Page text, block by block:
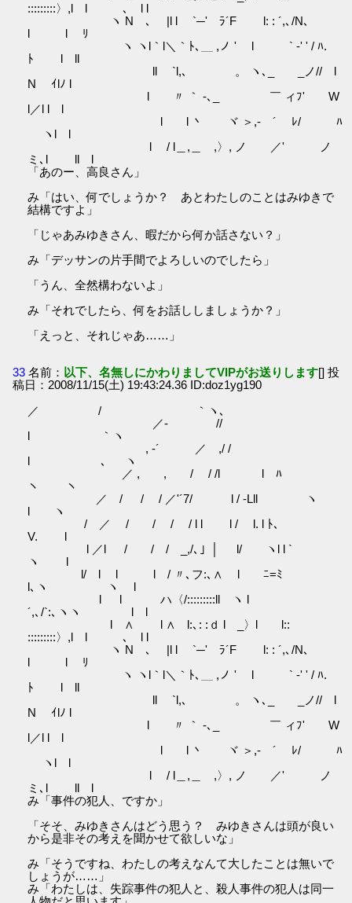
:::::::::〉,l l ､ l l
ヽ Nゝ､ |l l `─' ﾗ´F l: : ´,､/N､
l l ﾘ
ヽ ヽl｀l＼｀ﾄ､＿ ,ノ ' l ` ‐' ' / ﾊ.
ﾄ l ll
ll `l,､ 。 ヽ､_ _ノ// l
N ｲlﾉ l
l 〃 ｀ ‐､_ ￣ ィﾌ' W
l／l l l
l l 丶 ヾ ＞,‐ ´ ﾚ/ ﾊ
ヽl l
l / l＿,＿ ,〉, ノ ／' ノ
ミ､l ll l
「あのー、高良さん」
み「はい、何でしょうか？ あとわたしのことはみゆきで
結構ですよ」
「じゃあみゆきさん、暇だから何か話さない？」
み「デッサンの片手間でよろしいのでしたら」
「うん、全然構わないよ」
み「それでしたら、何をお話ししましょうか？」
「えっと、それじゃあ……」
33 名前： 以下、名無しにかわりましてVIPがお送りします[] 投
稿日：2008/11/15(土) 19:43:24.36 ID:doz1yg190
／ / ｀ヽ､
／‐ //
l ｀ヽ
, ‐´ ／ ,/ /
l ､ ヽ
／ , , / / /l l ﾊ
ヽ ヽ
／ / / / ／'´7/ l / -Lll ヽ
l ヽ
/ ／ / / / / l l l / l. l ﾄ､
V. l
l ／l / / / _,/､」│ l/ ヽl l `
ヽ l
l/ l l l / 〃､フ:､∧ l ﾆ=ﾐ
l､ヽ ヽ l
l l ハ〈/:::::::::ll ヽ l
´,､/`:､ヽヽ l l
l ∧ l ∧ l:､: :ｄ l _〉l l::
:::::::::〉,l l ､ l l
ヽ Nゝ､ |l l `─' ﾗ´F l: : ´,､/N､
l l ﾘ
ヽ ヽl｀l＼｀ﾄ､＿ ,ノ ' l ` ‐' ' / ﾊ.
ﾄ l ll
ll `l,､ 。 ヽ､_ _ノ// l
N ｲlﾉ l
l 〃 ｀ ‐､_ ￣ ィﾌ' W
l／l l l
l l 丶 ヾ ＞,‐ ´ ﾚ/ ﾊ
ヽl l
l / l＿,＿ ,〉, ノ ／' ノ
ミ､l ll l
み「事件の犯人、ですか」
「そそ、みゆきさんはどう思う？ みゆきさんは頭が良い
から是非その考えを聞かせて欲しいな」
み「そうですね、わたしの考えなんて大したことは無いで
しょうが……」
み「わたしは、失踪事件の犯人と、殺人事件の犯人は同一